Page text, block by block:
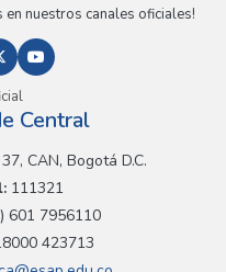
en nuestros canales oficiales!
Central
CAN, Bogotá D.C.
111321
601 7956110
423713